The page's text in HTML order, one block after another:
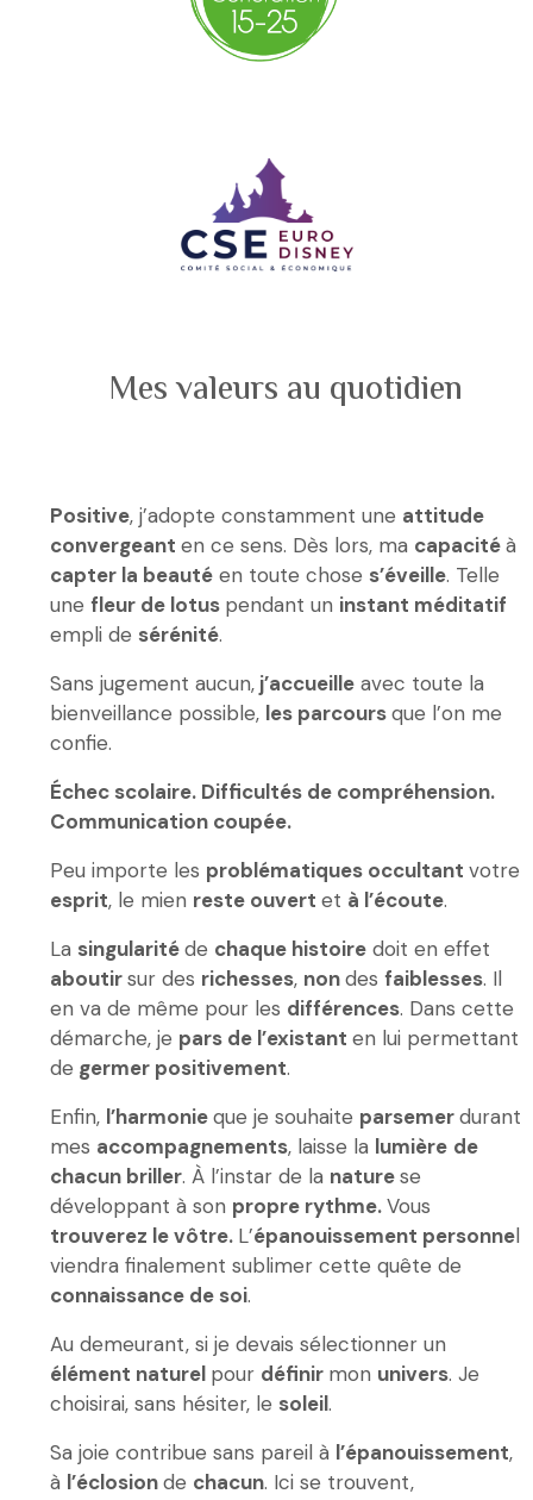
Mes valeurs au quotidien
Positive, j’adopte constamment une attitude
convergeant en ce sens. Dès lors, ma capacitéà
capter la beauté en toute chose s’éveille. Telle
une fleur de lotus pendant un instant méditatif
empli de sérénité.
Sans jugement aucun, j’accueille avec toute la
bienveillance possible, les parcoursque l’on me
confie.
Échec scolaire. Difficultés de compréhension.
Communication coupée.
Peu importe les problématiques occultant votre
esprit, le mien reste ouvert et à l’écoute.
La singularitéde chaque histoire doit en effet
aboutirsur des richesses, nondes faiblesses. Il
en va de même pour les différences. Dans cette
démarche, je pars de l’existant en lui permettant
de germer positivement.
Enfin, l’harmonieque je souhaite parsemerdurant
mes accompagnements, laisse la lumière de
chacun briller. À l’instar de la naturese
développant à son propre rythme.Vous
trouverez le vôtre. L’épanouissement personnel
viendra finalement sublimer cette quête de
connaissance de soi.
Au demeurant, si je devais sélectionner un
élément naturel pour définir mon univers. Je
choisirai, sans hésiter, le soleil.
Sa joie contribue sans pareil à l’épanouissement,
à l’éclosionde chacun. Ici se trouvent,